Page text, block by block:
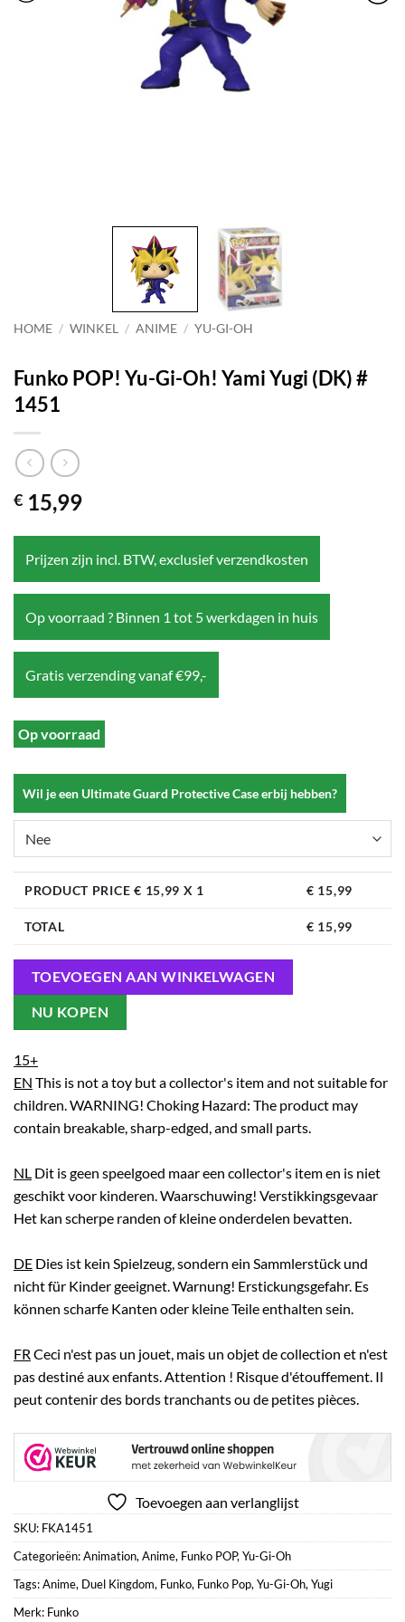
HOME / WINKEL / ANIME / YU-GI-OH
Funko POP! Yu-Gi-Oh! Yami Yugi (DK) #
1451
€ 15,99
Prijzen zijn incl. BTW, exclusief verzendkosten
Op voorraad ? Binnen 1 tot 5 werkdagen in huis
Gratis verzending vanaf €99,-
Op voorraad
Wil je een Ultimate Guard Protective Case erbij hebben?
PRODUCT PRICE € 15,99 X 1 € 15,99
TOTAL € 15,99
TOEVOEGEN AAN WINKELWAGEN
NU KOPEN
15+
EN This is not a toy but a collector's item and not suitable for
children. WARNING! Choking Hazard: The product may
contain breakable, sharp-edged, and small parts.
NL Dit is geen speelgoed maar een collector's item en is niet
geschikt voor kinderen. Waarschuwing! Verstikkingsgevaar
Het kan scherpe randen of kleine onderdelen bevatten.
DE Dies ist kein Spielzeug, sondern ein Sammlerstück und
nicht für Kinder geeignet. Warnung! Erstickungsgefahr. Es
können scharfe Kanten oder kleine Teile enthalten sein.
FR Ceci n'est pas un jouet, mais un objet de collection et n'est
pas destiné aux enfants. Attention ! Risque d'étouffement. Il
peut contenir des bords tranchants ou de petites pièces.
Toevoegen aan verlanglijst
SKU: FKA1451
Categorieën:Animation, Anime, Funko POP, Yu-Gi-Oh
Tags:Anime, Duel Kingdom, Funko, Funko Pop, Yu-Gi-Oh, Yugi
Merk: Funko